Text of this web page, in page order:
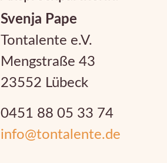
Svenja Pape
Tontalente e.V.
Mengstraße 43
23552 Lübeck
0451 88 05 33 74
info@tontalente.de